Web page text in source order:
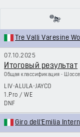
Tre Valli Varesine
07.10.2025
Итоговый результат
Общая классификация - Шоссе
LIV-ALULA-JAYCO
1.Pro / WE
DNF
Giro dell'Emilia